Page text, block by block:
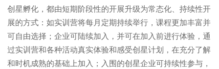
创星孵化，都由短期阶段性的开展升级为常态化、持续性开
展的方式：如实训营将每月定期持续举行，课程更加丰富并
可自由选择；企业可陆续加入，并可在加入前进行体验，通
过实训营和各种活动真实体验和感受创星计划，在充分了解
和时机成熟的基础上加入；入围的创星企业可持续性参与，